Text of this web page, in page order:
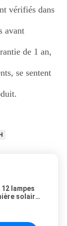
vérifiés dans
avant
de 1 an,
se sentent
lampes
solaire